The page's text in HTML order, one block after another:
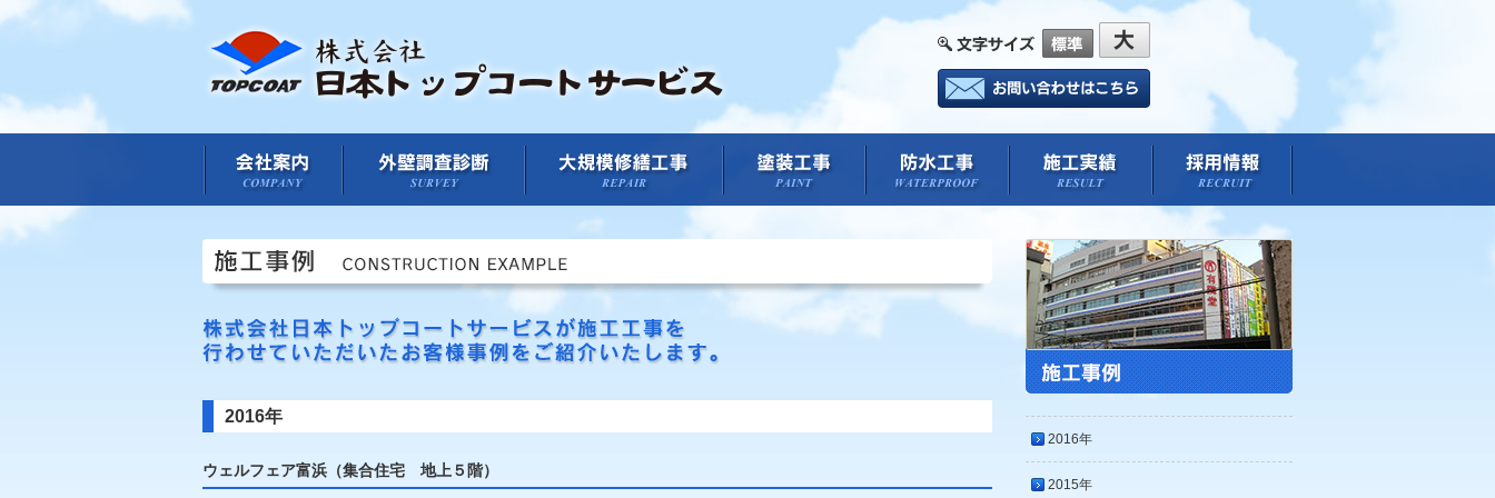
大規模修繕工事の日本トップコートサービス 施工事例
標準
会社案内 外壁調査診断 大規模修繕工事 塗装工事 防水工事 施工実績
2016年
ウェルフェア富浜（集合住宅 地上５階）
2016年
2015年